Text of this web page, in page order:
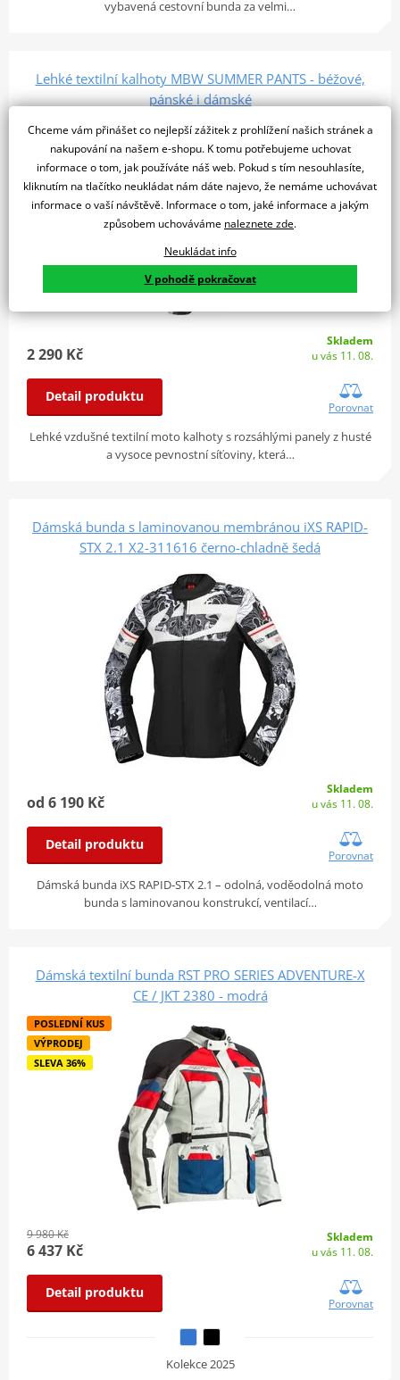
vybavená cestovní bunda za velmi…
Lehké textilní kalhoty MBW SUMMER PANTS - béžové,
pánské i dámské
2 290 Kč
Skladem
u vás 11. 08.
Detail produktu
Porovnat
Lehké vzdušné textilní moto kalhoty s rozsáhlými panely z husté
a vysoce pevnostní síťoviny, která…
Dámská bunda s laminovanou membránou iXS RAPID-
STX 2.1 X2-311616 černo-chladně šedá
od 6 190 Kč
Skladem
u vás 11. 08.
Detail produktu
Porovnat
Dámská bunda iXS RAPID‑STX 2.1 – odolná, voděodolná moto
bunda s laminovanou konstrukcí, ventilací…
Dámská textilní bunda RST PRO SERIES ADVENTURE-X
CE / JKT 2380 - modrá
POSLEDNÍ KUS
VÝPRODEJ
SLEVA 36%
9 980 Kč
6 437 Kč
Skladem
u vás 11. 08.
Detail produktu
Porovnat
Kolekce 2025
Chceme vám přinášet co nejlepší zážitek z prohlížení našich stránek a
nakupování na našem e-shopu. K tomu potřebujeme uchovat
informace o tom, jak používáte náš web. Pokud s tím nesouhlasíte,
kliknutím na tlačítko neukládat nám dáte najevo, že nemáme uchovávat
informace o vaší návštěvě. Informace o tom, jaké informace a jakým
způsobem uchováváme naleznete zde.
Neukládat info
V pohodě pokračovat